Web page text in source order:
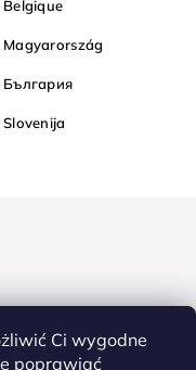
Ci wygodne
poprawiać
Belgique
Magyarország
България
Slovenija